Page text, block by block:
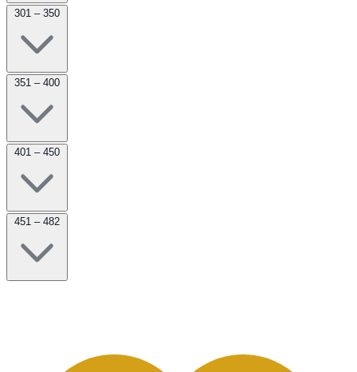
301 – 350
351 – 400
401 – 450
451 – 482